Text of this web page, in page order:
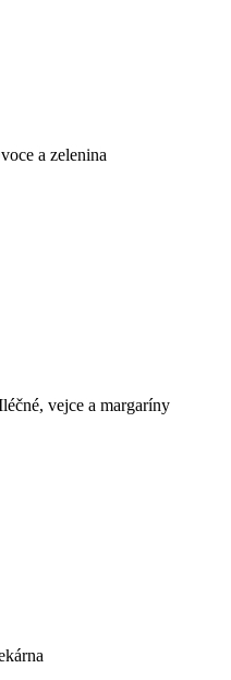
a zelenina
vejce a margaríny